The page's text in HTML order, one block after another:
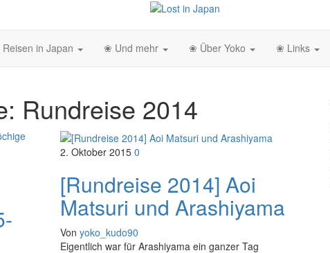
in Japan ❀ Und mehr ❀ Über Yoko ❀ Links
Rundreise 2014
2. Oktober 2015 0
[Rundreise 2014] Aoi
Matsuri und Arashiyama
Von yoko_kudo90
Eigentlich war für Arashiyama ein ganzer Tag